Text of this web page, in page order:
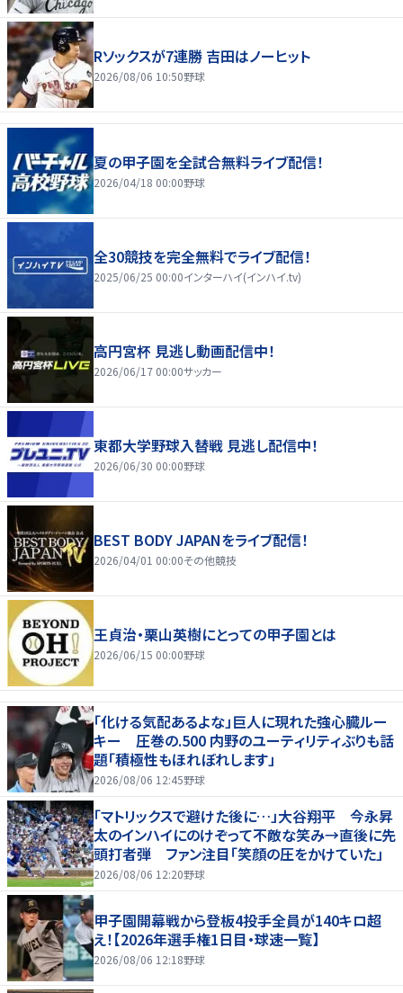
Rソックスが7連勝 吉田はノーヒット
2026/08/06 10:50野球
夏の甲子園を全試合無料ライブ配信！
2026/04/18 00:00野球
全30競技を完全無料でライブ配信！
2025/06/25 00:00インターハイ(インハイ.tv)
高円宮杯 見逃し動画配信中！
2026/06/17 00:00サッカー
東都大学野球入替戦 見逃し配信中！
2026/06/30 00:00野球
BEST BODY JAPANをライブ配信！
2026/04/01 00:00その他競技
王貞治・栗山英樹にとっての甲子園とは
2026/06/15 00:00野球
「化ける気配あるよな」巨人に現れた強心臓ルー
キー 圧巻の.500 内野のユーティリティぶりも話
題「積極性もほれぼれします」
2026/08/06 12:45野球
「マトリックスで避けた後に…」大谷翔平 今永昇
太のインハイにのけぞって不敵な笑み→直後に先
頭打者弾 ファン注目「笑顔の圧をかけていた」
2026/08/06 12:20野球
甲子園開幕戦から登板4投手全員が140キロ超
え！【2026年選手権1日目・球速一覧】
2026/08/06 12:18野球